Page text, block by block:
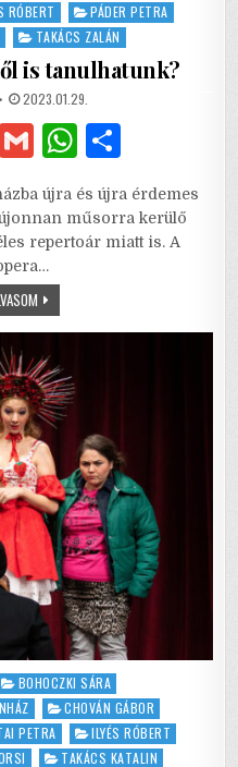
RÓBERT
PÁDER PETRA
TAKÁCS ZALÁN
is tanulhatunk?
PUBLISHED
DATE:
2023.01.29.
E
l
G
ai
l
W
at
s
ar
e
újra és újra érdemes
műsorra kerülő
repertoár miatt is. A
KOLDUSOPERA
–
TANULHATUNK?
BOHOCZKI SÁRA
CHOVÁN GÁBOR
PETRA
ILYÉS RÓBERT
TAKÁCS KATALIN